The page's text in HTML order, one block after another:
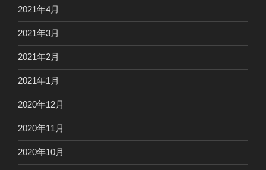
2021年4月
2021年3月
2021年2月
2021年1月
2020年12月
2020年11月
2020年10月